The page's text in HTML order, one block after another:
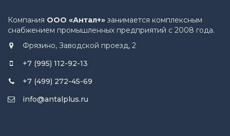
Компания ООО «Антал+» занимается комплексным
снабжением промышленных предприятий с 2008 года.
Фрязино, Заводской проезд, 2
+7 (995) 112-92-13
+7 (499) 272-45-69
info@antalplus.ru